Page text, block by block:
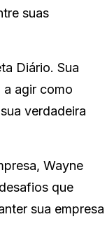
suas
Diário. Sua
agir como
verdadeira
Wayne
que
sua empresa